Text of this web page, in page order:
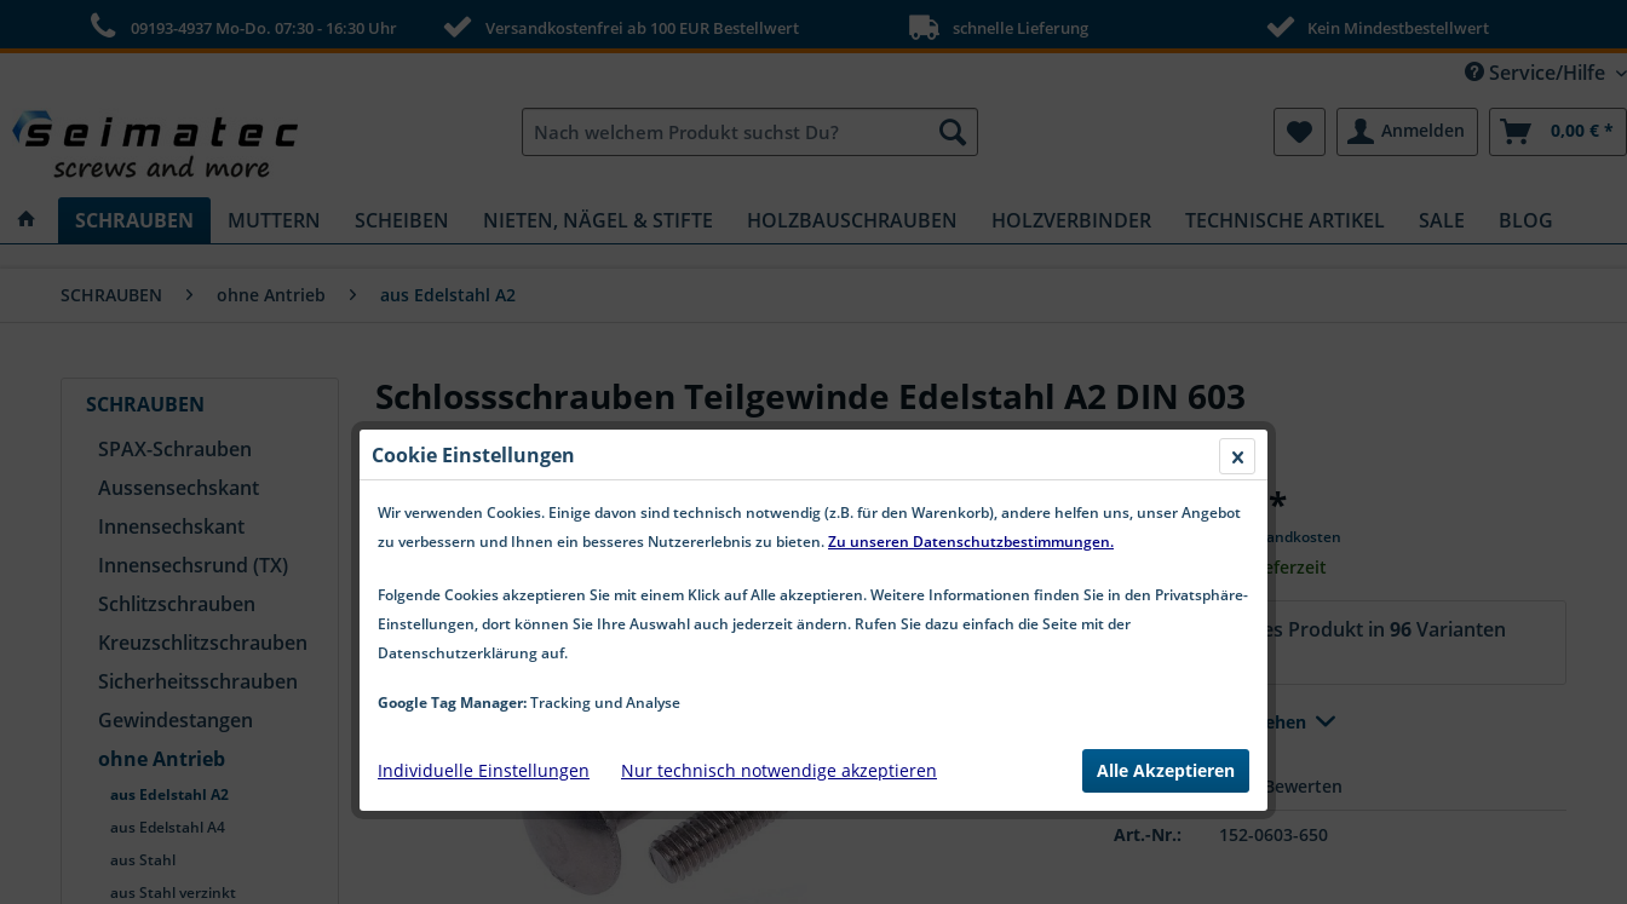
09193-4937 Mo-Do. 07:30 - 16:30 Uhr Versandkostenfrei ab 100 EUR Bestellwert schnelle Lieferung Kein Mindestbestellwert
Service/Hilfe
Anmelden 0,00 € *
SCHRAUBEN MUTTERN SCHEIBEN NIETEN, NÄGEL & STIFTE HOLZBAUSCHRAUBEN HOLZVERBINDER TECHNISCHE ARTIKEL SALE BLOG
SCHRAUBEN ohne Antrieb aus Edelstahl A2
SCHRAUBEN
SPAX-Schrauben
Aussensechskant
Innensechskant
Innensechsrund (TX)
Schlitzschrauben
Kreuzschlitzschrauben
Sicherheitsschrauben
Gewindestangen
ohne Antrieb
aus Edelstahl A2
aus Edelstahl A4
aus Stahl
aus Stahl verzinkt
Schlossschrauben Teilgewinde Edelstahl A2 DIN 603
ab 0,83 € *
zzgl. Versandkosten
1-4 Werktage Lieferzeit
Aktuell ist dieses Produkt in96Varianten
Alle Varianten ansehen
Merken Bewerten
Art.-Nr.: 152-0603-650
Cookie Einstellungen
Wir verwenden Cookies. Einige davon sind technisch notwendig (z.B. für den Warenkorb), andere helfen uns, unser Angebot
zu verbessern und Ihnen ein besseres Nutzererlebnis zu bieten.Zu unseren Datenschutzbestimmungen.
Folgende Cookies akzeptieren Sie mit einem Klick auf Alle akzeptieren. Weitere Informationen finden Sie in den Privatsphäre-
Einstellungen, dort können Sie Ihre Auswahl auch jederzeit ändern. Rufen Sie dazu einfach die Seite mit der
Datenschutzerklärung auf.
Google Tag Manager:Tracking und Analyse
Individuelle Einstellungen Nur technisch notwendige akzeptieren Alle Akzeptieren